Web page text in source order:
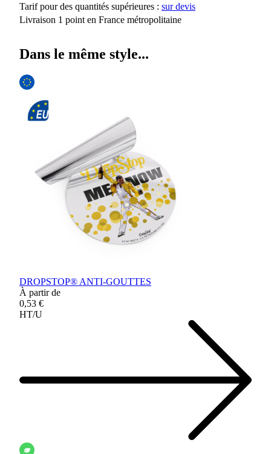
Tarif pour des quantités supérieures : sur devis
Livraison 1 point en France métropolitaine
Dans le même style...
DROPSTOP® ANTI-GOUTTES
À partir de
0,53 €
HT/U